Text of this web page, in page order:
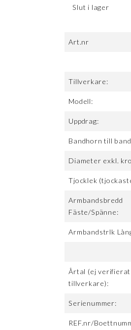
Slut i lager
Art.nr
Tillverkare:
Modell:
Uppdrag:
Bandhorn till
Diameter exkl.
Tjocklek
Armbandsbredd
Fäste/Spänne:
Armbandstrlk
Årtal (ej
tillverkare):
Serienummer:
REF.nr/